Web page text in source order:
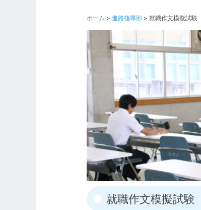
ホーム > 進路指導部 > 就職作文模擬試験
就職作文模擬試験